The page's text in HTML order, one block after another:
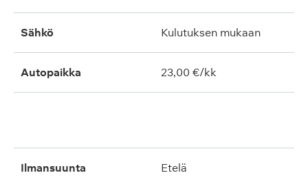
Sähkö Kulutuksen mukaan
Autopaikka 23,00 €/kk
ilmansuunta etelä